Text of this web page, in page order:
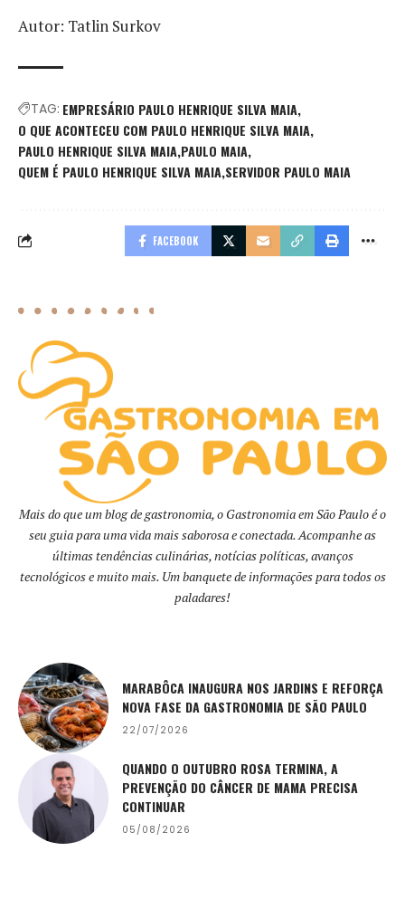
Autor: Tatlin Surkov
TAG: EMPRESÁRIO PAULO HENRIQUE SILVA MAIA
O QUE ACONTECEU COM PAULO HENRIQUE SILVA MAIA
PAULO HENRIQUE SILVA MAIA PAULO MAIA
QUEM É PAULO HENRIQUE SILVA MAIA SERVIDOR PAULO MAIA
FACEBOOK
Mais do que um blog de gastronomia, o Gastronomia em São Paulo é o
seu guia para uma vida mais saborosa e conectada. Acompanhe as
últimas tendências culinárias, notícias políticas, avanços
tecnológicos e muito mais. Um banquete de informações para todos os
paladares!
MARABÔCA INAUGURA NOS JARDINS E REFORÇA
NOVA FASE DA GASTRONOMIA DE SÃO PAULO
22/07/2026
QUANDO O OUTUBRO ROSA TERMINA, A
PREVENÇÃO DO CÂNCER DE MAMA PRECISA
CONTINUAR
05/08/2026